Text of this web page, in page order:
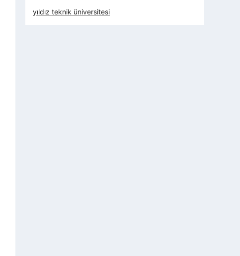
yıldız teknik üniversitesi